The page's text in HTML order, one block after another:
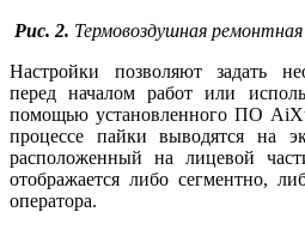
Рис. 2. Термовоздушная
Настройки позволяют задать
перед началом работ или
помощью установленного ПО
процессе пайки выводятся на
расположенный на лицевой
отображается ли­бо сегментно,
оператора.